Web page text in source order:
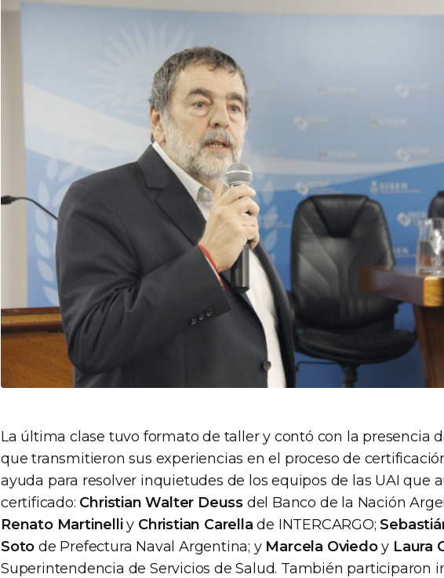
La última clase tuvo formato de taller y contó con la presencia
que transmitieron sus experiencias en el proceso de
ayuda para resolver inquietudes de los equipos de las UAI que
certificado: Christian Walter Deuss del Banco de la Nación
Renato Martinelliy Christian Carella de INTERCARGO;
Soto de Prefectura Naval Argentina; y Marcela Oviedoy Laura
Superintendencia de Servicios de Salud. También participaron